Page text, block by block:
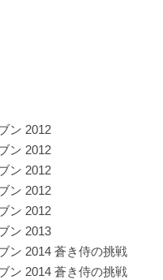
ン 2012
ン 2012
ン 2012
ン 2012
ン 2012
ン 2013
ン 2014 蒼き侍の挑戦
ン 2014 蒼き侍の挑戦